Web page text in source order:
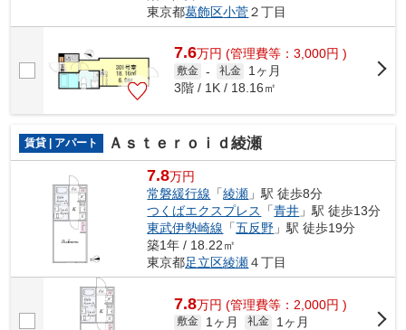
東京都葛飾区小菅２丁目
7.6万円 (管理費等：3,000円 )
敷金 - 礼金
1ヶ月
3階 / 1K / 18.16㎡
賃貸 | アパート Ａｓｔｅｒｏｉｄ綾瀬
7.8万円
常磐緩行線 「綾瀬 」駅 徒歩8分
つくばエクスプレス
「青井 」駅 徒歩13分
東武伊勢崎線 「五反野 」駅 徒歩19分
築1年 / 18.22㎡
東京都足立区綾瀬４丁目
7.8万円 (管理費等：2,000円 )
敷金 1ヶ月 礼金
1ヶ月